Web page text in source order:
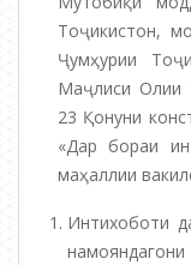
Тоҷикистон,
Ҷумҳурии
Маҷлиси Олии
23 Қонуни
«Дар бораи
маҳаллии
Интихоботи